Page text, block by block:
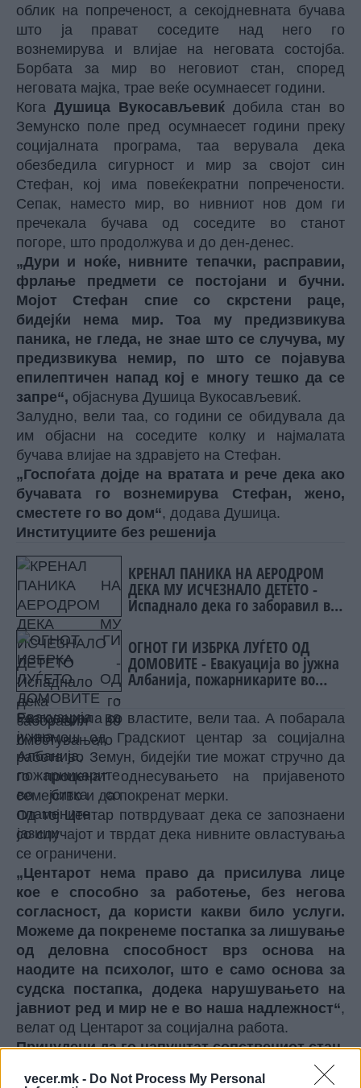
vecer.mk - Do Not Process My Personal
облик на попреченост, а секојдневната бучава
што ја прават соседите над него го
вознемирува и влијае на неговата состојба.
Борбата за мир во неговиот стан, според
неговата мајка, трае веќе осумнаесет години.
Кога Душица Вукосављевиќ добила стан во
Земунско поле пред осумнаесет години преку
социјалната програма, таа верувала дека
обезбедила сигурност и мир за својот син
Стефан, кој има повеќекратни попречености.
Сепак, наместо мир, во нивниот нов дом ги
пречекала бучава од соседите во станот
погоре, што продолжува и до ден-денес.
„Дури и ноќе, нивните тепачки, расправии,
фрлање предмети се постојани и бучни.
Мојот Стефан спие со скрстени раце,
бидејќи нема мир. Тоа му предизвикува
паника, не гледа, не знае што се случува, му
предизвикува немир, по што се појавува
епилептичен напад кој е многу тешко да се
запре“, објаснува Душица Вукосављевиќ.
Залудно, вели таа, со години се обидувала да
им објасни на соседите колку и најмалата
бучава влијае на здравјето на Стефан.
„Госпоѓата дојде на вратата и рече дека ако
бучавата го вознемирува Стефан, жено,
сместете го во дом“, додава Душица.
Институциите без решенија
КРЕНАЛ ПАНИКА НА АЕРОДРОМ
ДЕКА МУ ИСЧЕЗНАЛО ДЕТЕТО -
Испаднало дека го заборавил во
ОГНОТ ГИ ИЗБРКА ЛУЃЕТО ОД
ДОМОВИТЕ - Евакуација во јужна
Албанија, пожарникарите во
Разговарала со властите, вели таа. А побарала
и помош од Градскиот центар за социјална
работа во Земун, бидејќи тие можат стручно да
го проценат однесувањето на пријавеното
семејство и да покренат мерки.
Од тој Центар потврдуваат дека се запознаени
со случајот и тврдат дека нивните овластувања
се ограничени.
„Центарот нема право да присилува лице
кое е способно за работење, без негова
согласност, да користи какви било услуги.
Можеме да покренеме постапка за лишување
од деловна способност врз основа на
наодите на психолог, што е само основа за
судска постапка, додека нарушувањето на
јавниот ред и мир не е во наша надлежност“,
велат од Центарот за социјална работа.
Принудени да го напуштат сопствениот стан
Кој е надлежен, прашува мајката? Одговори на